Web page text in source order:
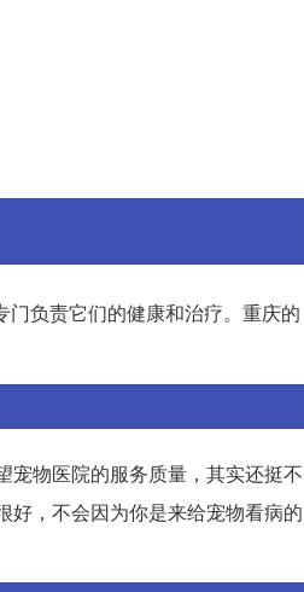
门负责它们的健康和治疗。重庆的
宠物医院的服务质量，其实还挺不
好，不会因为你是来给宠物看病的